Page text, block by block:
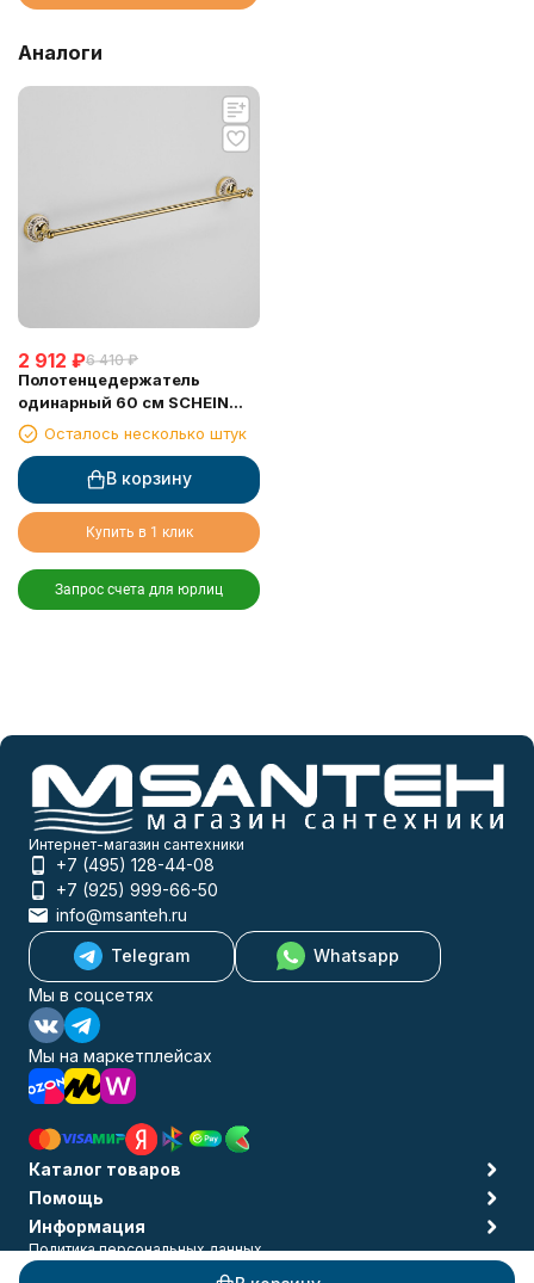
Аналоги
2 912 ₽6 410 ₽
Полотенцедержатель
одинарный 60 см SCHEIN
(7053037VF) GOLD
Осталось несколько штук
В корзину
Купить в 1 клик
Запрос счета для юрлиц
Интернет-магазин сантехники
+7 (495) 128-44-08
+7 (925) 999-66-50
info@msanteh.ru
Telegram
Whatsapp
Мы в соцсетях
Мы на маркетплейсах
Каталог товаров
Помощь
Информация
Политика персональных данных
© 2009-2026 MSANTEH